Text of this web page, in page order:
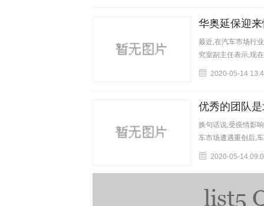
华奥延保迎
最近,在汽车市场行
究室副主任表示,现
2020-05-14
优秀的团队
换句话说,受疫情影
车市场遭遇重创后,
2020-05-14